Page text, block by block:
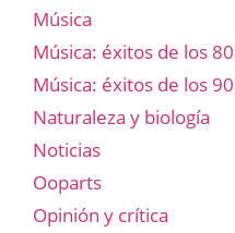
Música
Música: éxitos de los 80
Música: éxitos de los 90
Naturaleza y biología
Noticias
Ooparts
Opinión y crítica